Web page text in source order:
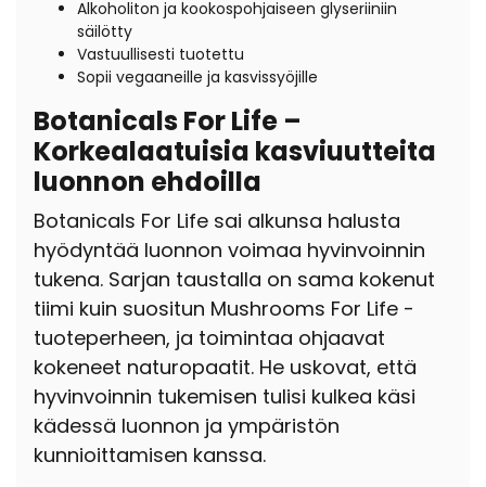
Alkoholiton ja kookospohjaiseen glyseriiniin
säilötty
Vastuullisesti tuotettu
Sopii vegaaneille ja kasvissyöjille
Botanicals For Life –
Korkealaatuisia kasviuutteita
luonnon ehdoilla
Botanicals For Life sai alkunsa halusta
hyödyntää luonnon voimaa hyvinvoinnin
tukena. Sarjan taustalla on sama kokenut
tiimi kuin suositun Mushrooms For Life -
tuoteperheen, ja toimintaa ohjaavat
kokeneet naturopaatit. He uskovat, että
hyvinvoinnin tukemisen tulisi kulkea käsi
kädessä luonnon ja ympäristön
kunnioittamisen kanssa.